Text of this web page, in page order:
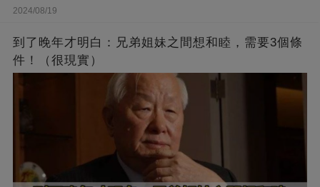
2024/08/19
到了晚年才明白：兄弟姐妹之間想和睦，需要3個條
件！（很現實）